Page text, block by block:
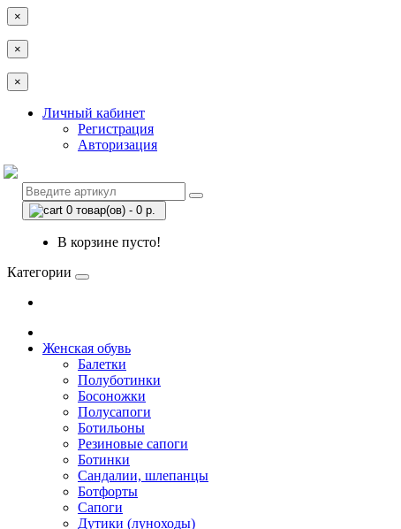
×
×
×
Личный кабинет
Регистрация
Авторизация
0 товар(ов) - 0 р.
В корзине пусто!
Категории
Женская обувь
Балетки
Полуботинки
Босоножки
Полусапоги
Ботильоны
Резиновые сапоги
Ботинки
Сандалии, шлепанцы
Ботфорты
Сапоги
Дутики (луноходы)